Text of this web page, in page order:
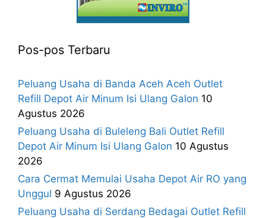
Pos-pos Terbaru
Peluang Usaha di Banda Aceh Aceh Outlet
Refill Depot Air Minum Isi Ulang Galon 10
Agustus 2026
Peluang Usaha di Buleleng Bali Outlet Refill
Depot Air Minum Isi Ulang Galon 10 Agustus
2026
Cara Cermat Memulai Usaha Depot Air RO yang
Unggul 9 Agustus 2026
Peluang Usaha di Serdang Bedagai Outlet Refill